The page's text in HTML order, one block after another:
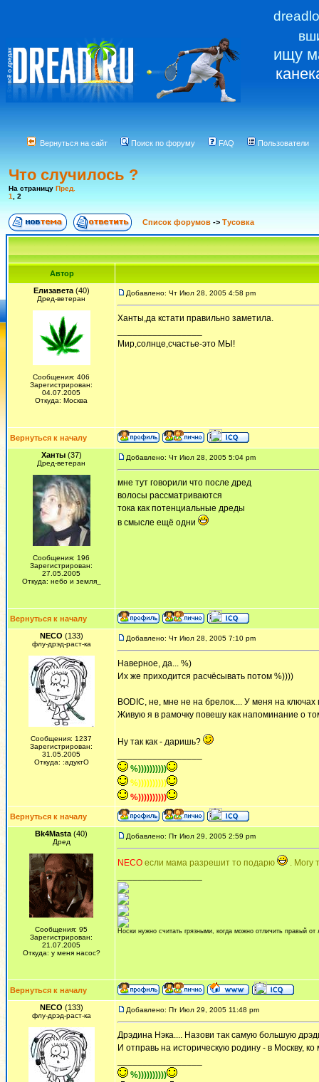
ищу
Вернуться на сайт Поиск по форуму FAQ Пользователи
Что случилось ?
На страницу Пред.
1
2
Список форумов -> Тусовка
Автор
Елизавета(40)
Дред-ветеран
Сообщения: 406
Зарегистрирован:
04.07.2005
Откуда: Москва
Добавлено: Чт Июл 28, 2005 4:58 pm
Ханты,да кстати правильно заметила.
Мир,солнце,счастье-это МЫ!
Вернуться к началу
Ханты(37)
Дред-ветеран
Сообщения: 196
Зарегистрирован:
27.05.2005
Откуда: небо и земля_
Добавлено: Чт Июл 28, 2005 5:04 pm
мне тут говорили что после дред
волосы рассматриваются
тока как потенциальные дреды
в смысле ещё одни
Вернуться к началу
NECO (133)
флу-дрэд-раст-ка
Сообщения: 1237
Зарегистрирован:
31.05.2005
Откуда: :адуктО
Добавлено: Чт Июл 28, 2005 7:10 pm
Наверное, да... %)
Их же приходится расчёсывать потом %))))
BODIС, не, мне не на брелок.... У меня на ключах
Живую я в рамочку повешу как напоминание о
Ну так как - даришь?
%))))))))))
%))))))))))
%))))))))))
Вернуться к началу
Bk4Masta (40)
Дред
Сообщения: 95
Зарегистрирован:
21.07.2005
Откуда: у меня насос?
Добавлено: Пт Июл 29, 2005 2:59 pm
NECO если мама разрешит то подарю
. Могу
Носки нужно считать грязными, когда можно отличить правый от
Вернуться к началу
NECO (133)
флу-дрэд-раст-ка
Добавлено: Пт Июл 29, 2005 11:48 pm
Дрэдина Нэка.... Назови так самую большую
И отправь на историческую родину - в Москву, ко
%))))))))))